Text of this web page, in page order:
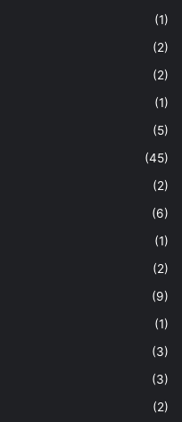
(1)
(2)
(2)
(1)
(5)
(45)
(2)
(6)
(1)
(2)
(9)
(1)
(3)
(3)
(2)